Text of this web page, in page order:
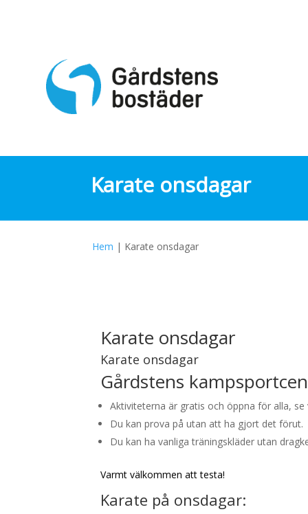
Karate onsdagar
Hem | Karate onsdagar
Karate onsdagar
Karate onsdagar
Gårdstens
Aktiviteterna är gratis och öppna för alla,
Du kan prova på utan att ha gjort det förut.
Du kan ha vanliga träningskläder utan
Varmt välkommen att testa!
Karate på onsdagar: